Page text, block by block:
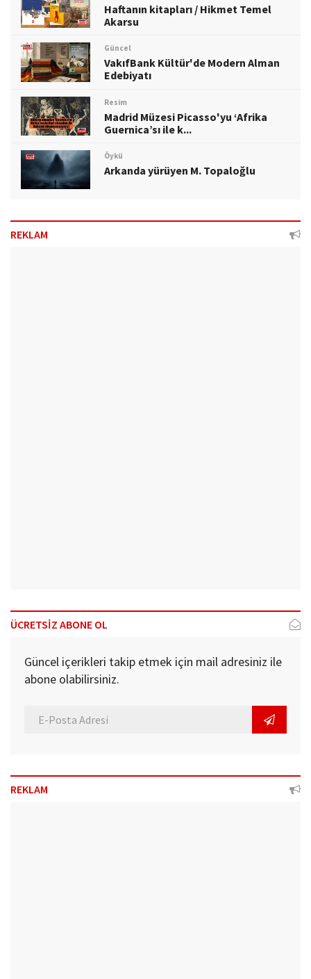
Haftanın kitapları / Hikmet Temel
Akarsu
Güncel
VakıfBank Kültür'de Modern Alman
Edebiyatı
Resim
Madrid Müzesi Picasso'yu ‘Afrika
Guernica’sı ile k...
Öykü
Arkanda yürüyen M. Topaloğlu
REKLAM
ÜCRETSİZ ABONE OL
Güncel içerikleri takip etmek için mail adresiniz ile
abone olabilirsiniz.
REKLAM